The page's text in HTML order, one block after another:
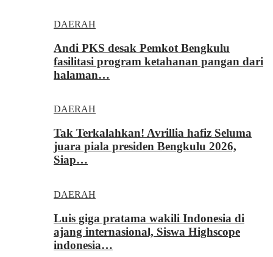
DAERAH
Andi PKS desak Pemkot Bengkulu
fasilitasi program ketahanan pangan dari
halaman…
DAERAH
Tak Terkalahkan! Avrillia hafiz Seluma
juara piala presiden Bengkulu 2026,
Siap…
DAERAH
Luis giga pratama wakili Indonesia di
ajang internasional, Siswa Highscope
indonesia…